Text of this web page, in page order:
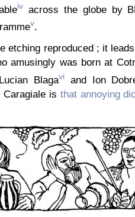
iv across the globe by
v.
etching reproduced ; it
amusingly was born at
Blagavi
and Ion
is that annoying